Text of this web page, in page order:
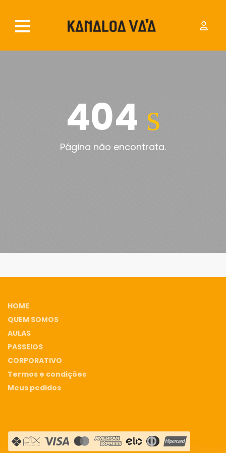
404
Página não encontrata.
HOME
QUEM SOMOS
AULAS
PASSEIOS
CORPORATIVO
Termos e condições
Meus pedidos